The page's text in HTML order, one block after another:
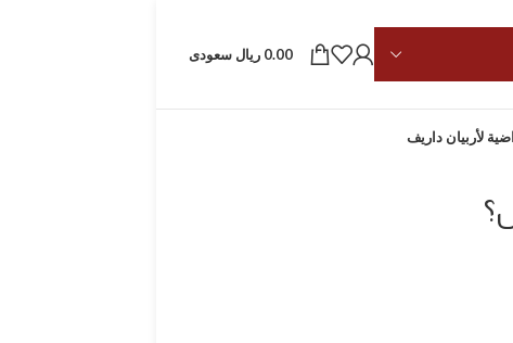
0.00 ريال سعودى
لأربيان داريف